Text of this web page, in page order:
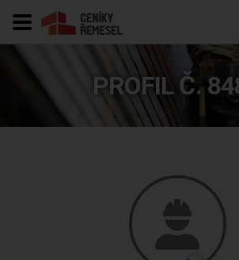
PROFIL Č.